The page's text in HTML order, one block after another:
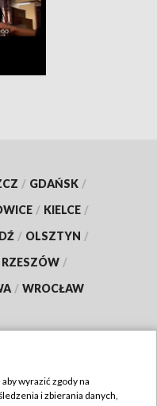
/ GDAŃSK /
/ KIELCE /
/ OLSZTYN /
RZESZÓW /
/ WROCŁAW
wyrazić zgody na
i zbierania danych,